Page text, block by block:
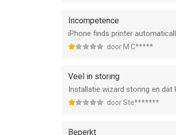
Incompetence
iPhone finds printer
door M C*****
Veel in storing
Installatie wizard storing en dat
door Ste*******
Beperkt